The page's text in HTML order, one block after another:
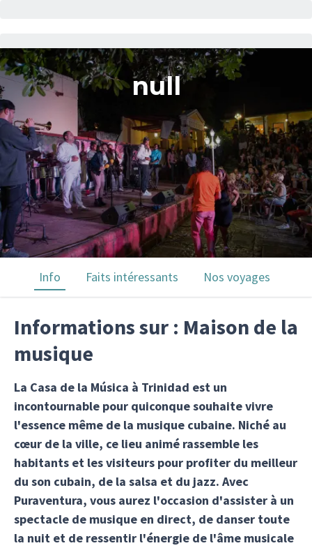
null
Info Faits intéressants Nos voyages
Informations sur : Maison de la
musique
La Casa de la Música à Trinidad est un
incontournable pour quiconque souhaite vivre
l'essence même de la musique cubaine. Niché au
cœur de la ville, ce lieu animé rassemble les
habitants et les visiteurs pour profiter du meilleur
du son cubain, de la salsa et du jazz. Avec
Puraventura, vous aurez l'occasion d'assister à un
spectacle de musique en direct, de danser toute
la nuit et de ressentir l'énergie de l'âme musicale